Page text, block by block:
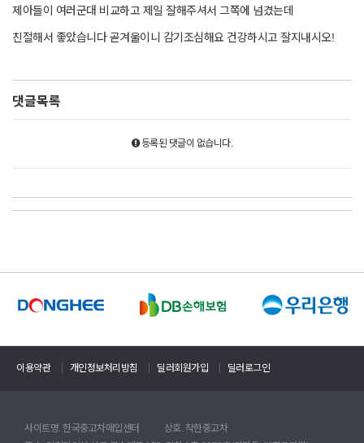
제아들이 여러군대 비교하고 제일 잘해주셔서 그쪽에 넘겼는데
친절해서 좋았습니다 곧겨울이니 감기조심해요 건강하시고 잘지내시오!
댓글목록
등록된 댓글이 없습니다.
이용약관 개인정보처리방침 딜러회원가입 딜러로그인
사이트명. 한국중고차매입센터
상호. 착한중고차